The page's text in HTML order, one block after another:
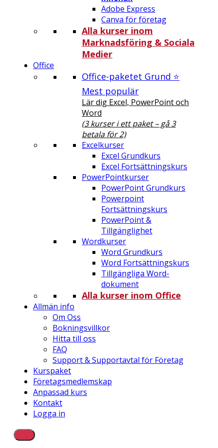
Adobe Express
Canva för företag
Alla kurser inom
Marknadsföring & Sociala
Medier
Office
Office-paketet Grund ⭐
Mest populär
Lär dig Excel, PowerPoint och
Word
(3 kurser i ett paket – gå 3
betala för 2)
Excelkurser
Excel Grundkurs
Excel Fortsättningskurs
PowerPointkurser
PowerPoint Grundkurs
Powerpoint
Fortsättningskurs
PowerPoint &
Tillgänglighet
Wordkurser
Word Grundkurs
Word Fortsättningskurs
Tillgängliga Word-
dokument
Alla kurser inom Office
Allmän info
Om Oss
Bokningsvillkor
Hitta till oss
FAQ
Support & Supportavtal för Företag
Kurspaket
Företagsmedlemskap
Anpassad kurs
Kontakt
Logga in